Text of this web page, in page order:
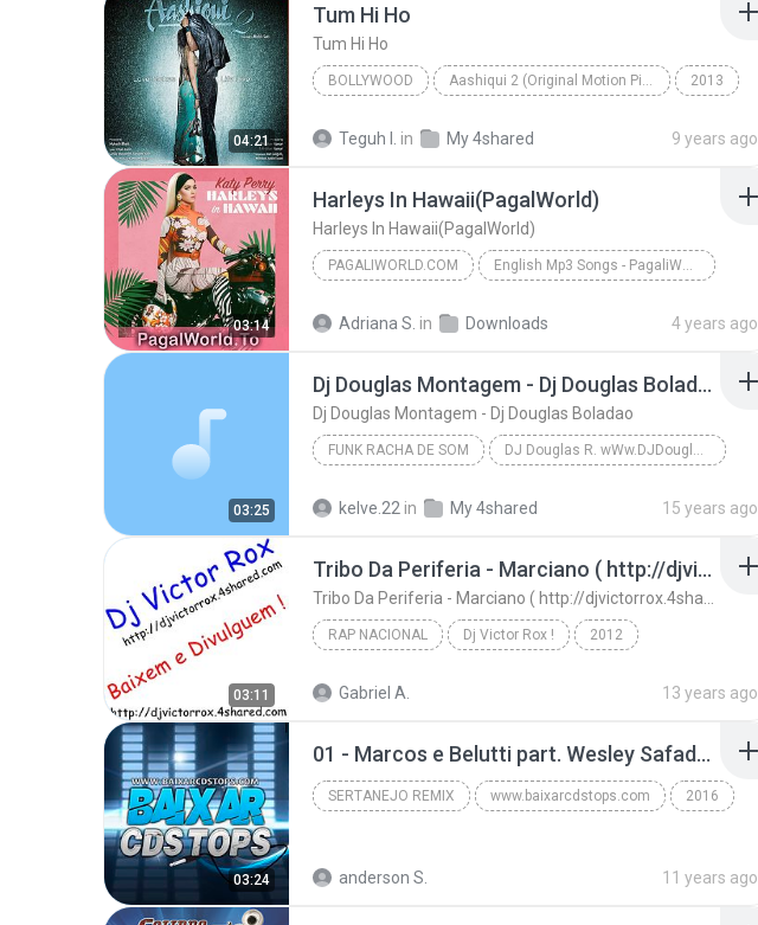
04:21
Tum Hi Ho
Tum Hi Ho
BOLLYWOOD Aashiqui 2 (Original Motion Picture Soundtrack) 2013
Teguh I. in My 4shared 9 years ago
03:14
Harleys In Hawaii(PagalWorld)
Harleys In Hawaii(PagalWorld)
PAGALIWORLD.COM English Mp3 Songs - PagaliWorld.Com
Adriana S. in Downloads 4 years ago
03:25
Dj Douglas Montagem - Dj Douglas Boladao
Dj Douglas Montagem - Dj Douglas Boladao
FUNK RACHA DE SOM DJ Douglas R. wWw.DJDouglasR.Blogspot.com (32)99071077 msn djdouglasricardo@live.com
kelve.22 in My 4shared 15 years ago
03:11
Tribo Da Periferia - Marciano ( http://djvictorrox.4shared.com )
RAP NACIONAL Dj Victor Rox ! 2012
Gabriel A. 13 years ago
03:24
01 - Marcos e Belutti part. Wesley Safadão - Aquele um por cento (Remix 2016).mp3
SERTANEJO REMIX www.baixarcdstops.com 2016
anderson S. 11 years ago